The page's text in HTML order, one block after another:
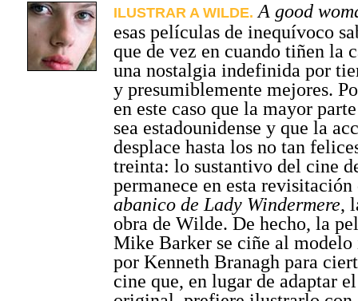
ILUSTRAR A WILDE. A good
esas películas de inequívoco
que de vez en cuando tiñen la
una nostalgia indefinida por
y presumiblemente mejores.
en este caso que la mayor
sea estadounidense y que la
desplace hasta los no tan
treinta: lo sustantivo del cine
permanece en esta
abanico de Lady Windermere,
obra de Wilde. De hecho, la
Mike Barker se ciñe al modelo
por Kenneth Branagh para
cine que, en lugar de adaptar